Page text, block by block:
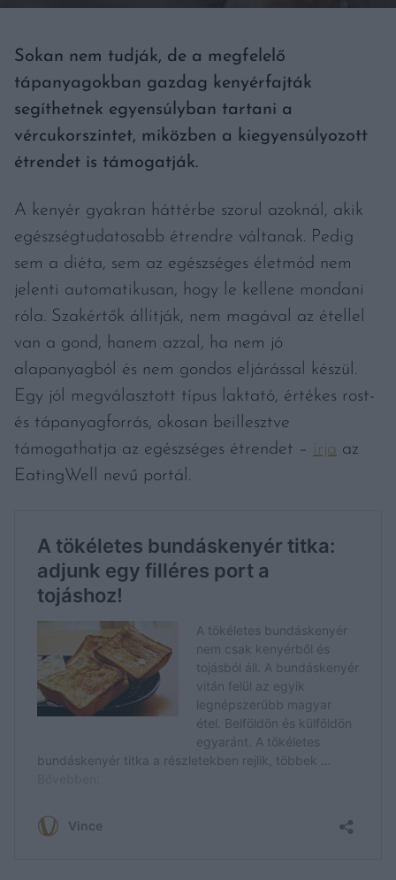
Sokan nem tudják, de a megfelelő
tápanyagokban gazdag kenyérfajták
segíthetnek egyensúlyban tartani a
vércukorszintet, miközben a kiegyensúlyozott
étrendet is támogatják.
A kenyér gyakran háttérbe szorul azoknál, akik
egészségtudatosabb étrendre váltanak. Pedig
sem a diéta, sem az egészséges életmód nem
jelenti automatikusan, hogy le kellene mondani
róla. Szakértők állítják, nem magával az étellel
van a gond, hanem azzal, ha nem jó
alapanyagból és nem gondos eljárással készül.
Egy jól megválasztott típus laktató, értékes rost-
és tápanyagforrás, okosan beillesztve
támogathatja az egészséges étrendet – írja az
EatingWell nevű portál.